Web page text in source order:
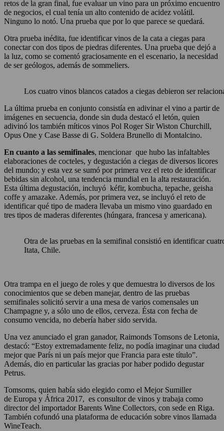
retos de la gran final, fue evaluar un vino para un próximo encuentro
de negocios, el cual tenía un alto contenido de acidez volátil.
Ninguno lo notó. Una prueba que por lo que parece se quedará.
Otra prueba inédita, fue identificar vinos de la cata a ciegas para
conectar con dos tipos de piedras diferentes. Una prueba que dejó a
la luz, como se comentó graciosamente en el escenario, la necesidad
de ser geólogos, además de sommeliers.
Los cuatro vinos blancos catados a ciegas debieron ser
La última prueba en conjunto consistía en adivinar el vino a partir de
imágenes en secuencia, donde sin duda destacó el letón, quien
adivinó los también míticos vinos Pol Roger Sir Wiston Churchill,
Opus One y Case Basse di G. Soldera Brunello di Montalcino.
En cuanto a las semifinales, mencionar que hubo las infaltables
elaboraciones de cocteles, y degustación a ciegas de diversos licores
del mundo; y esta vez se sumó por primera vez el reto de identificar
bebidas sin alcohol, una tendencia mundial en la alta restauración.
Esta última degustación, incluyó kéfir, kombucha, tepache, geisha
coffe y amazake. Además, por primera vez, se incluyó el reto de
identificar qué tipo de madera llevaba un mismo vino guardado en
tres tipos de maderas diferentes (húngara, francesa y americana).
Otra de las pruebas en la semifinal consistió en identificar
Itata, Chile.
Otra trampa en el juego de roles y que demuestra lo diversos de los
conocimientos que se deben manejar, dentro de las pruebas
semifinales solicitó servir a una mesa de varios comensales un
Champagne y, a sólo uno de ellos, cerveza. Ésta con fecha de
consumo vencida, no debería haber sido servida.
Una vez anunciado el gran ganador, Raimonds Tomsons de Letonia,
destacó: “Estoy extremadamente feliz, no podía imaginar una ciudad
mejor que París ni un país mejor que Francia para este título”.
Además, dio en particular las gracias por haber podido degustar
Petrus.
Tomsoms, quien había sido elegido como el Mejor Sumiller
de Europa y África 2017, es consultor de vinos y trabaja como
director del importador Barents Wine Collectors, con sede en Riga.
También cofundó una plataforma de educación sobre vinos llamada
WineTeach.